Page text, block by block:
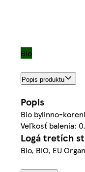
Bio
Popis produktu
Popis
Bio bylinno-
Veľkosť balenia:
Logá tretích
Bio, BIO, EU